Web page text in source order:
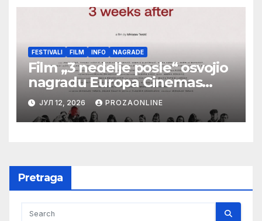
FESTIVALI FILM INFO NAGRADE
Film „3 nedelje posle“ osvojio
nagradu Europa Cinemas
Label na Filmskom festivalu u
Karlovim Varima
ЈУЛ 12, 2026 PROZAONLINE
Pretraga